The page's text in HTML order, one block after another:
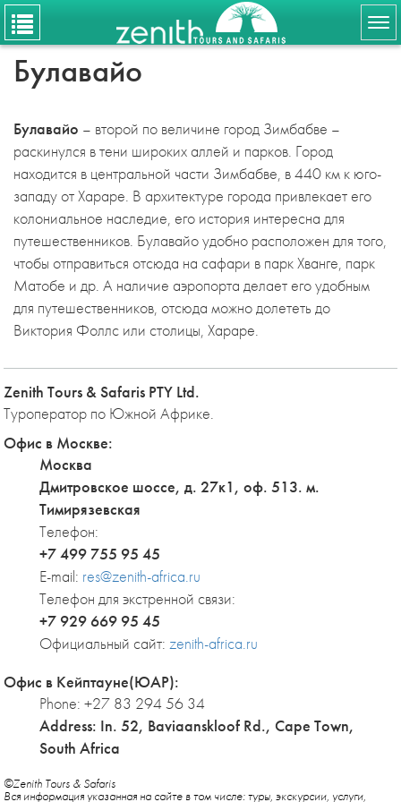
Булавайо
Булавайо – второй по величине город Зимбабве –
раскинулся в тени широких аллей и парков. Город
находится в центральной части Зимбабве, в 440 км к юго-
западу от Хараре. В архитектуре города привлекает его
колониальное наследие, его история интересна для
путешественников. Булавайо удобно расположен для того,
чтобы отправиться отсюда на сафари в парк Хванге, парк
Матобе и др. А наличие аэропорта делает его удобным
для путешественников, отсюда можно долететь до
Виктория Фоллс или столицы, Хараре.
Zenith Tours & Safaris PTY Ltd.
Туроператор по Южной Африке.
Офис в Москве:
Москва
Дмитровское шоссе, д. 27к1, оф. 513. м.
Тимирязевская
Телефон:
+7 499 755 95 45
E-mail: res@zenith-africa.ru
Телефон для экстренной связи:
+7 929 669 95 45
Официальный сайт:zenith-africa.ru
Офис в Кейптауне(ЮАР):
Phone: +27 83 294 56 34
Address: In. 52, Baviaanskloof Rd., Cape Town,
South Africa
©Zenith Tours & Safaris
Вся информация указанная на сайте в том числе: туры, экскурсии, услуги,